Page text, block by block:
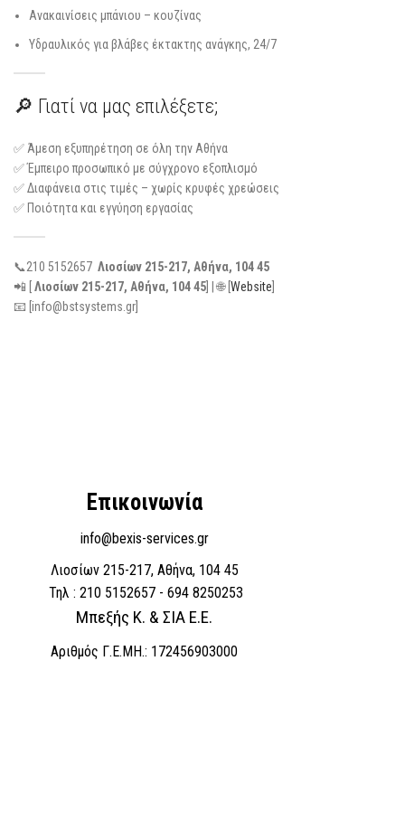
Ανακαινίσεις μπάνιου – κουζίνας
Υδραυλικός για βλάβες έκτακτης ανάγκης, 24/7
🔎 Γιατί να μας επιλέξετε;
✅ Άμεση εξυπηρέτηση σε όλη την Αθήνα
✅ Έμπειρο προσωπικό με σύγχρονο εξοπλισμό
✅ Διαφάνεια στις τιμές – χωρίς κρυφές χρεώσεις
✅ Ποιότητα και εγγύηση εργασίας
📞210 5152657 Λιοσίων 215-217, Αθήνα, 104 45
📲 [ Λιοσίων 215-217, Αθήνα, 104 45 ] | 🌐 [ Website
📧 [info@bstsystems.gr]
Επικοινωνία
info@bexis-services.gr
Λιοσίων 215-217, Αθήνα, 104 45
Τηλ : 210 5152657 - 694 8250253
Μπεξής Κ. & ΣΙΑ Ε.Ε.
Αριθμός Γ.Ε.ΜΗ.: 172456903000